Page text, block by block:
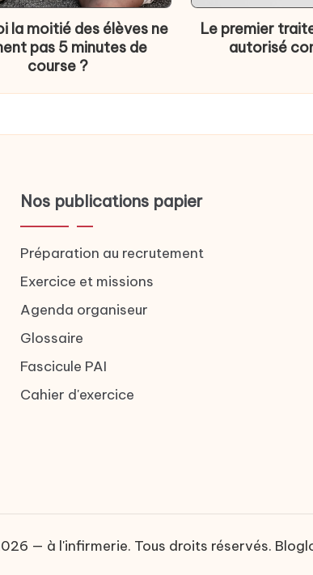
la moitié des élèves ne
pas 5 minutes de
course ?
in
Le premier
autorisé
Nos publications papier
Préparation au recrutement
Exercice et missions
Agenda organiseur
Glossaire
Fascicule PAI
Cahier d'exercice
— à l'infirmerie. Tous droits réservés.